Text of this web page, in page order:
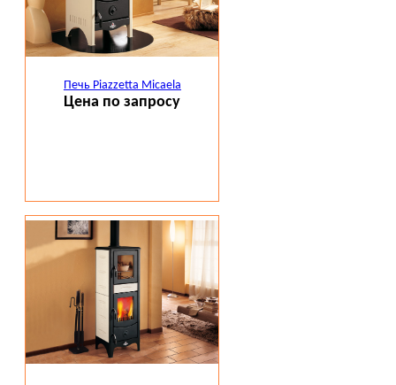
Печь Piazzetta Micaela
Цена по запросу